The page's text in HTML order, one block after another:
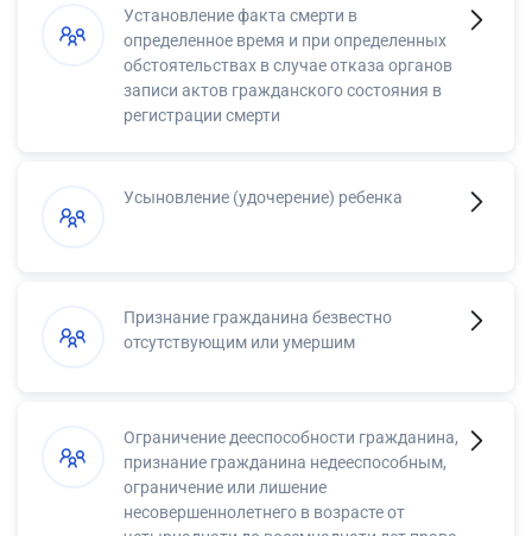
Установление факта смерти в
определенное время и при определенных
обстоятельствах в случае отказа органов
записи актов гражданского состояния в
регистрации смерти
Усыновление (удочерение) ребенка
Признание гражданина безвестно
отсутствующим или умершим
Ограничение дееспособности гражданина,
признание гражданина недееспособным,
ограничение или лишение
несовершеннолетнего в возрасте от